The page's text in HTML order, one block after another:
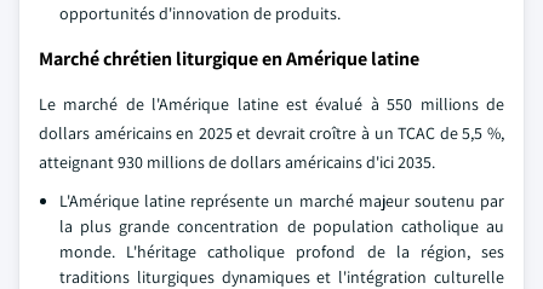
opportunités d'innovation de produits.
Marché chrétien liturgique en Amérique latine
Le marché de l'Amérique latine est évalué à 550 millions de
dollars américains en 2025 et devrait croître à un TCAC de 5,5 %,
atteignant 930 millions de dollars américains d'ici 2035.
L'Amérique latine représente un marché majeur soutenu par
la plus grande concentration de population catholique au
monde. L'héritage catholique profond de la région, ses
traditions liturgiques dynamiques et l'intégration culturelle